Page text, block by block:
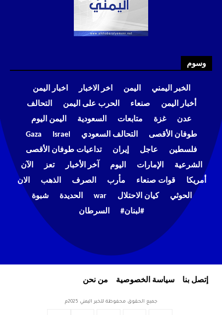
وسوم
الخبر اليمني اليمن اخر الاخبار
اخبار اليمن
أخبار اليمن
صنعاء الحرب على اليمن
التحالف
عدن
غزة متابعات السعودية
اليمن اليوم
طوفان الأقصى
التحالف السعودي Israel
Gaza
فلسطين
عاجل إيران
تداعيات طوفان الأقصى
الشرعية
الإمارات اليوم آخر الأخبار تعز
الآن
أمريكا
قوات صنعاء مأرب الصرف الذهب
الان
الحوثي
كيان الاحتلال war الحديدة
شبوة
#لبنان#
السرطان
إتصل بنا سياسة الخصوصية من نحن
جميع الحقوق محفوظة للخبر اليمني 2025م